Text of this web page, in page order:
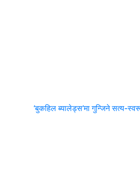
‘बुकहिल ब्यालेड्स’मा गुन्जिने सत्य-